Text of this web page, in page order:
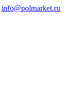
info@polmarket.ru